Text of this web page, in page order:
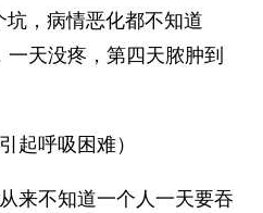
，病情恶化都不知道
天没疼，第四天脓肿到
起呼吸困难）
来不知道一个人一天要吞